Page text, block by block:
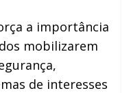
a importância
mobilizarem
de interesses